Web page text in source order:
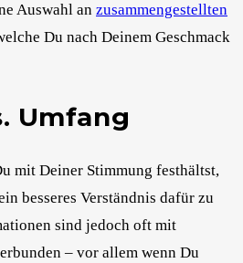
Auswahl an zusammengestellten
Du nach Deinem Geschmack
Umfang
mit Deiner Stimmung festhältst,
besseres Verständnis dafür zu
sind jedoch oft mit
– vor allem wenn Du